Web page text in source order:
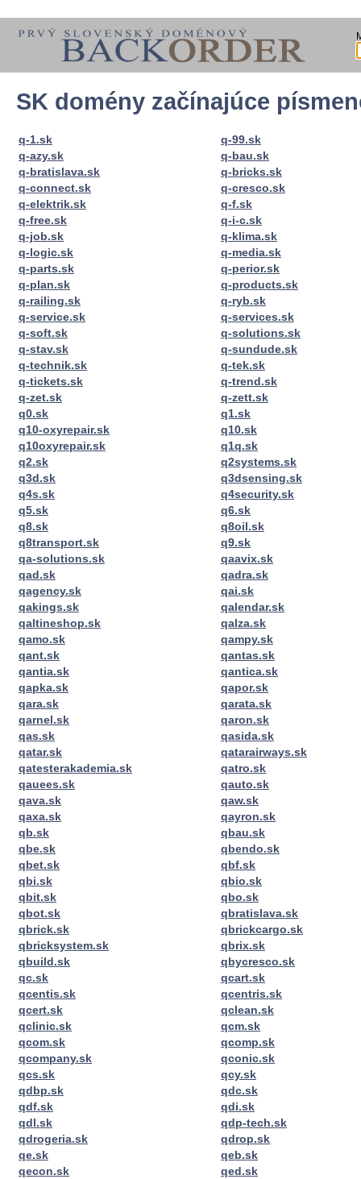
SK domény začínajúce
q-1.sk
q-99.sk
q-azy.sk
q-bau.sk
q-bratislava.sk
q-bricks.sk
q-connect.sk
q-cresco.sk
q-elektrik.sk
q-f.sk
q-free.sk
q-i-c.sk
q-job.sk
q-klima.sk
q-logic.sk
q-media.sk
q-parts.sk
q-perior.sk
q-plan.sk
q-products.sk
q-railing.sk
q-ryb.sk
q-service.sk
q-services.sk
q-soft.sk
q-solutions.sk
q-stav.sk
q-sundude.sk
q-technik.sk
q-tek.sk
q-tickets.sk
q-trend.sk
q-zet.sk
q-zett.sk
q0.sk
q1.sk
q10-oxyrepair.sk
q10.sk
q10oxyrepair.sk
q1q.sk
q2.sk
q2systems.sk
q3d.sk
q3dsensing.sk
q4s.sk
q4security.sk
q5.sk
q6.sk
q8.sk
q8oil.sk
q8transport.sk
q9.sk
qa-solutions.sk
qaavix.sk
qad.sk
qadra.sk
qagency.sk
qai.sk
qakings.sk
qalendar.sk
qaltineshop.sk
qalza.sk
qamo.sk
qampy.sk
qant.sk
qantas.sk
qantia.sk
qantica.sk
qapka.sk
qapor.sk
qara.sk
qarata.sk
qarnel.sk
qaron.sk
qas.sk
qasida.sk
qatar.sk
qatarairways.sk
qatesterakademia.sk
qatro.sk
qauees.sk
qauto.sk
qava.sk
qaw.sk
qaxa.sk
qayron.sk
qb.sk
qbau.sk
qbe.sk
qbendo.sk
qbet.sk
qbf.sk
qbi.sk
qbio.sk
qbit.sk
qbo.sk
qbot.sk
qbratislava.sk
qbrick.sk
qbrickcargo.sk
qbricksystem.sk
qbrix.sk
qbuild.sk
qbycresco.sk
qc.sk
qcart.sk
qcentis.sk
qcentris.sk
qcert.sk
qclean.sk
qclinic.sk
qcm.sk
qcom.sk
qcomp.sk
qcompany.sk
qconic.sk
qcs.sk
qcy.sk
qdbp.sk
qdc.sk
qdf.sk
qdi.sk
qdl.sk
qdp-tech.sk
qdrogeria.sk
qdrop.sk
qe.sk
qeb.sk
qecon.sk
qed.sk